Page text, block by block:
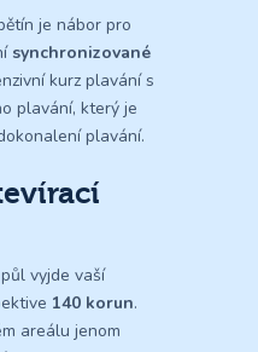
je nábor pro
synchronizované
kurz plavání s
plavání, který je
plavání.
vyjde vaší
140 korun.
areálu jenom